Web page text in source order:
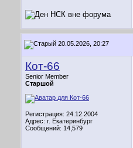
20.05.2026, 20:27
Кот-66
Senior Member
Старшой
Регистрация: 24.12.2004
Адрес: г. Екатеринбург
Сообщений: 14,579